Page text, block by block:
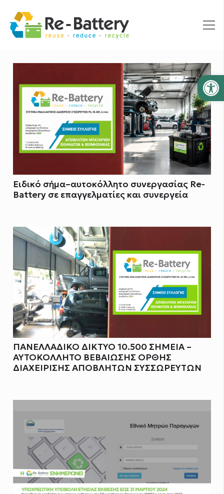
Ειδικό σήμα–αυτοκόλλητο συνεργασίας Re-
Battery σε επαγγελματίες και συνεργεία
ΠΑΝΕΛΛΑΔΙΚΟ ΔΙΚΤΥΟ 10.500 ΣΗΜΕΙΑ –
ΑΥΤΟΚΟΛΛΗΤΟ ΒΕΒΑΙΩΣΗΣ ΟΡΘΗΣ
ΔΙΑΧΕΙΡΙΣΗΣ ΑΠΟΒΛΗΤΩΝ ΣΥΣΣΩΡΕΥΤΩΝ